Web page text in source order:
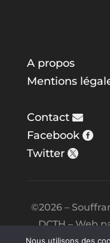
A propos
Mentions
Contact
Facebook
Twitter
©2026 –
DCTH – Web
Nous utilisons des